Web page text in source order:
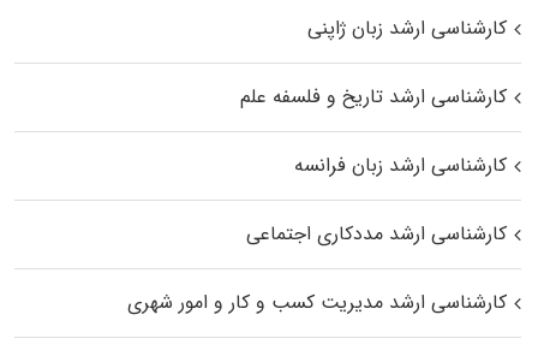
کارشناسی ارشد زبان ژاپنی
کارشناسی ارشد تاریخ و فلسفه علم
کارشناسی ارشد زبان فرانسه
کارشناسی ارشد مددکاری اجتماعی
کارشناسی ارشد مدیریت کسب و کار و امور شهری